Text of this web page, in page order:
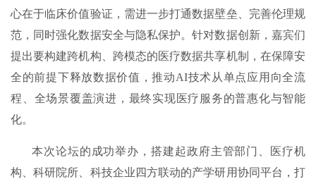
心在于临床价值验证，需进一步打通数据壁垒、完善伦理规
范，同时强化数据安全与隐私保护。针对数据创新，嘉宾们
提出要构建跨机构、跨模态的医疗数据共享机制，在保障安
全的前提下释放数据价值，推动AI技术从单点应用向全流
程、全场景覆盖演进，最终实现医疗服务的普惠化与智能
化。
本次论坛的成功举办，搭建起政府主管部门、医疗机
构、科研院所、科技企业四方联动的产学研用协同平台，打